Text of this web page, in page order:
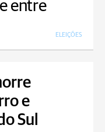
entre
ELEIÇÕES
e
Sul